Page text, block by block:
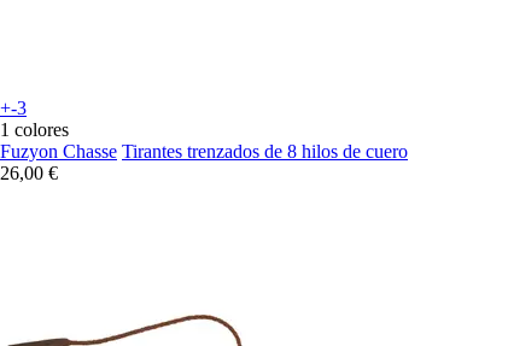
+-3
1 colores
Fuzyon Chasse Tirantes trenzados de 8 hilos de cuero
26,00 €